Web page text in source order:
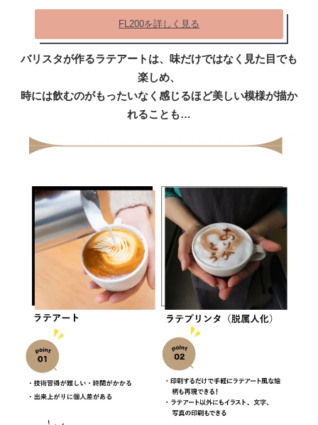
FL200を詳しく見る
バリスタが作るラテアートは、味だけではなく見た目でも
楽しめ、
時には飲むのがもったいなく感じるほど美しい模様が描か
れることも…